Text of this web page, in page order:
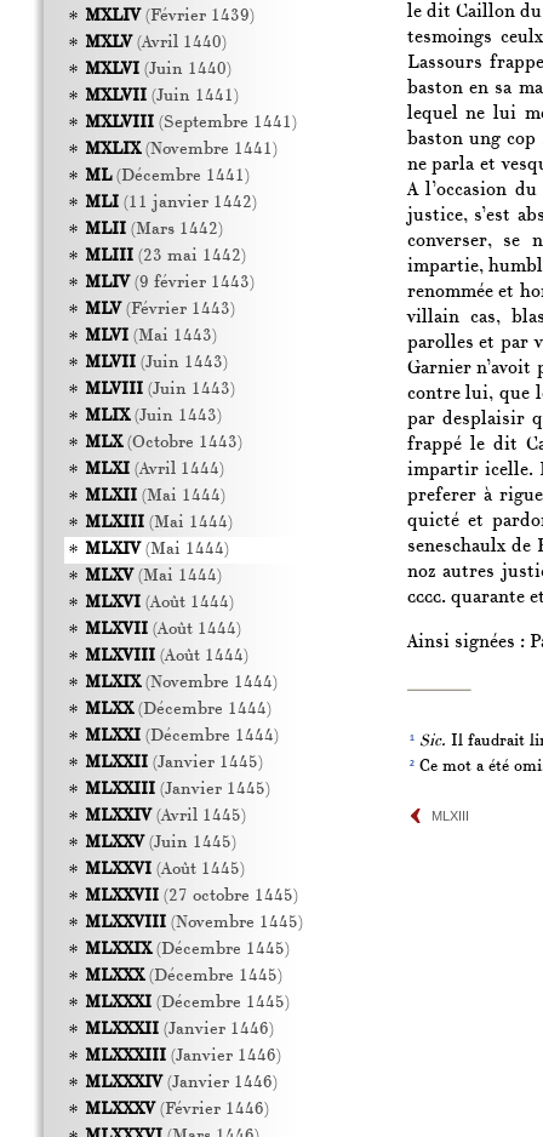
le dit Caillon
tesmoings
Lassours
baston en sa
lequel ne lui
baston ung
ne parla et
A l’occasion
justice, s’est
converser, se
impartie,
renommée et
villain cas,
parolles et par
Garnier n’avoit
contre lui, que
par desplaisir
frappé le dit
impartir icelle.
preferer à
quicté et
seneschaulx
noz autres
cccc. quarante
Ainsi signées :
1 Sic. Il faudrait
2Ce mot a été
MLXIII
MXLIV(Février 1439)
MXLV(Avril 1440)
MXLVI(Juin 1440)
MXLVII(Juin 1441)
MXLVIII(Septembre 1441)
MXLIX(Novembre 1441)
ML(Décembre 1441)
MLI(11 janvier 1442)
MLII(Mars 1442)
MLIII(23 mai 1442)
MLIV(9 février 1443)
MLV(Février 1443)
MLVI(Mai 1443)
MLVII(Juin 1443)
MLVIII(Juin 1443)
MLIX(Juin 1443)
MLX(Octobre 1443)
MLXI(Avril 1444)
MLXII(Mai 1444)
MLXIII(Mai 1444)
MLXIV(Mai 1444)
MLXV(Mai 1444)
MLXVI(Août 1444)
MLXVII(Août 1444)
MLXVIII(Août 1444)
MLXIX(Novembre 1444)
MLXX(Décembre 1444)
MLXXI(Décembre 1444)
MLXXII(Janvier 1445)
MLXXIII(Janvier 1445)
MLXXIV(Avril 1445)
MLXXV(Juin 1445)
MLXXVI(Août 1445)
MLXXVII(27 octobre 1445)
MLXXVIII(Novembre 1445)
MLXXIX(Décembre 1445)
MLXXX(Décembre 1445)
MLXXXI(Décembre 1445)
MLXXXII(Janvier 1446)
MLXXXIII(Janvier 1446)
MLXXXIV(Janvier 1446)
MLXXXV(Février 1446)